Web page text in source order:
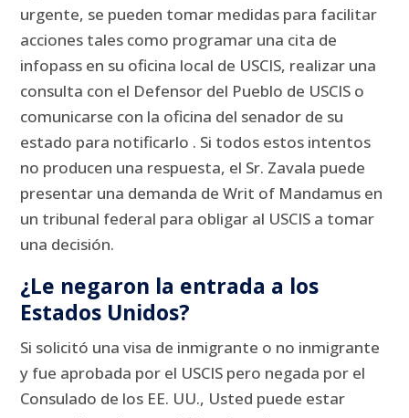
urgente, se pueden tomar medidas para facilitar
acciones tales como programar una cita de
infopass en su oficina local de USCIS, realizar una
consulta con el Defensor del Pueblo de USCIS o
comunicarse con la oficina del senador de su
estado para notificarlo . Si todos estos intentos
no producen una respuesta, el Sr. Zavala puede
presentar una demanda de Writ of Mandamus en
un tribunal federal para obligar al USCIS a tomar
una decisión.
¿Le negaron la entrada a los
Estados Unidos?
Si solicitó una visa de inmigrante o no inmigrante
y fue aprobada por el USCIS pero negada por el
Consulado de los EE. UU., Usted puede estar